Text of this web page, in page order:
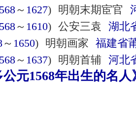
～ 1627) 明朝末期宦官
～ 1610) 公安三袁 湖北
～ 1650) 明朝画家 福建省
～ 1637) 明朝首辅 河北
公元1568年出生的名人